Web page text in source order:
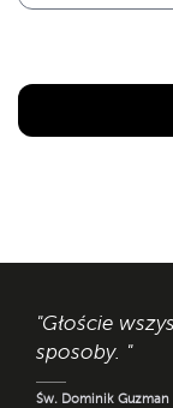
"Głoście
sposoby. "
Św. Dominik Guzman